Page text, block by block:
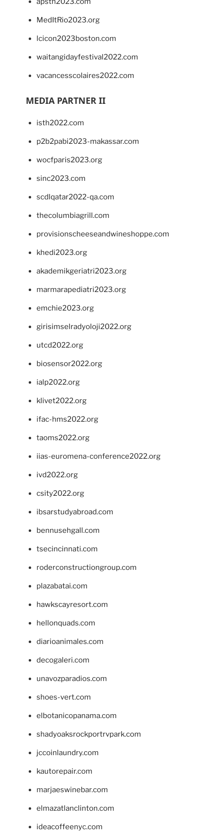
MedItRio2023.org
lcicon2023boston.com
waitangidayfestival2022.com
vacancesscolaires2022.com
MEDIA PARTNER II
isth2022.com
p2b2pabi2023-makassar.com
wocfparis2023.org
sinc2023.com
scdlqatar2022-qa.com
thecolumbiagrill.com
provisionscheeseandwineshoppe.com
khedi2023.org
akademikgeriatri2023.org
marmarapediatri2023.org
emchie2023.org
girisimselradyoloji2022.org
utcd2022.org
biosensor2022.org
ialp2022.org
klivet2022.org
ifac-hms2022.org
taoms2022.org
iias-euromena-conference2022.org
ivd2022.org
csity2022.org
ibsarstudyabroad.com
bennusehgall.com
tsecincinnati.com
roderconstructiongroup.com
plazabatai.com
hawkscayresort.com
hellonquads.com
diarioanimales.com
decogaleri.com
unavozparadios.com
shoes-vert.com
elbotanicopanama.com
shadyoaksrockportrvpark.com
jccoinlaundry.com
kautorepair.com
marjaeswinebar.com
elmazatlanclinton.com
ideacoffeenyc.com